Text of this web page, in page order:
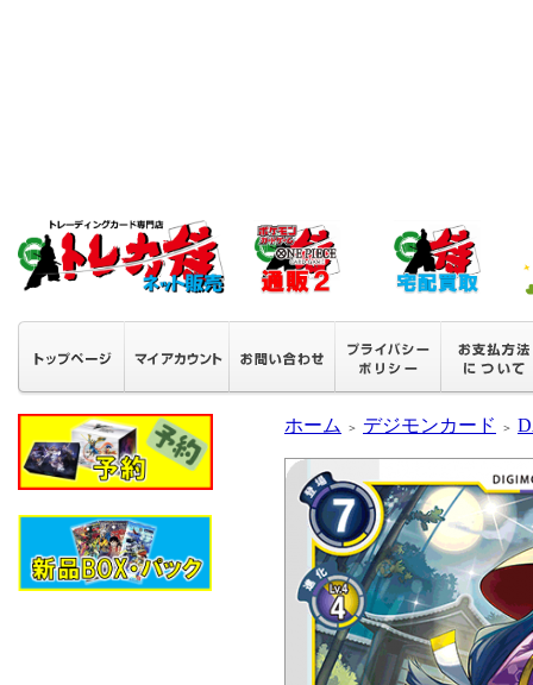
ホーム ＞ デジモンカード ＞